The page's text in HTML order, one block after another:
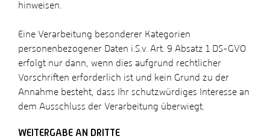
hinweisen.
Eine Verarbeitung besonderer Kategorien
personenbezogener Daten i.S.v. Art. 9 Absatz 1 DS-GVO
erfolgt nur dann, wenn dies aufgrund rechtlicher
Vorschriften erforderlich ist und kein Grund zu der
Annahme besteht, dass Ihr schutzwürdiges Interesse an
dem Ausschluss der Verarbeitung überwiegt.
WEITERGABE AN DRITTE